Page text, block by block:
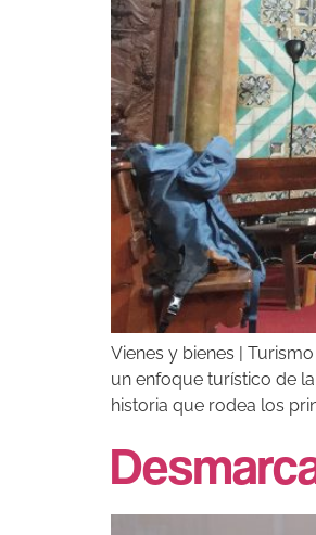
Vienes y bienes |
un enfoque turístico de
historia que rodea los